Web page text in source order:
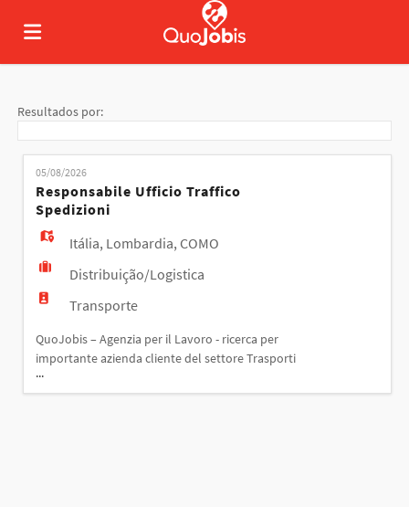
inicial
Ofertas
de
emprego
Regista-
te
Iniciar
sessão
Língua
Resultados por:
05/08/2026
Responsabile Ufficio Traffico
Spedizioni
Itália, Lombardia, COMO
Distribuição/Logistica
Transporte
QuoJobis – Agenzia per il Lavoro - ricerca per
importante azienda cliente del settore Trasporti
una risorsa per il ruolo di Responsabile Ufficio
Traffico Responsabilità: La risorsa si occuperà di: -
...